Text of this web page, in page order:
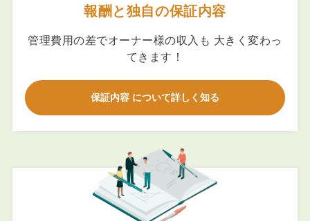
報酬と独自の保証内容
管理費用の差でオーナー様の収入も 大きく変わっ
てきます！
保証内容 について詳しく知る